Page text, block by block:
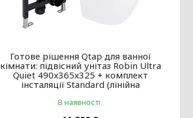
Готове рішення Qtap для ванної
кімнати: підвісний унітаз Robin Ultra
Quiet 490x365x325 + комплект
інсталяції Standard (лінійна
В наявності